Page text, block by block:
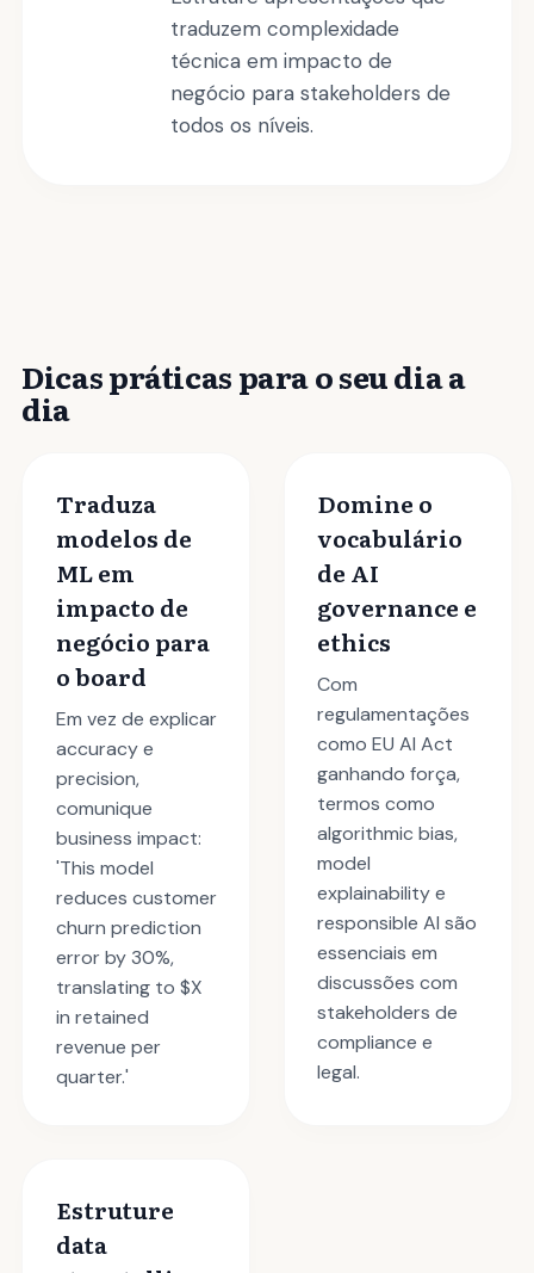
traduzem complexidade
técnica em impacto de
negócio para stakeholders de
todos os níveis.
Dicas práticas para o seu dia a
dia
Traduza
modelos de
ML em
impacto de
negócio para
o board
Em vez de explicar
accuracy e
precision,
comunique
business impact:
'This model
reduces customer
churn prediction
error by 30%,
translating to $X
in retained
revenue per
quarter.'
Domine o
vocabulário
de AI
governance e
ethics
Com
regulamentações
como EU AI Act
ganhando força,
termos como
algorithmic bias,
model
explainability e
responsible AI são
essenciais em
discussões com
stakeholders de
compliance e
legal.
Estruture
data